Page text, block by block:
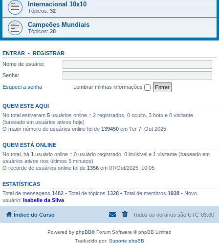
Internacional 10x10
Tópicos: 32
Campeões Mundiais
Tópicos: 28
ENTRAR • REGISTRAR
Nome de usuário:
Senha:
Esqueci a senha
Lembrar minhas informações
QUEM ESTE AQUI
No total estiveram 5 usuários online :: 2 registrados, 0 oculto, 3 bots e 0 visitante
(baseado em usuários ativos hoje)
O maior número de usuários online foi de 139450 em Ter 7. Out 2025
QUEM ESTÁ ONLINE
No total, há 1 usuário online :: 0 usuário registrado, 0 invisivel e 1 visitante (baseado em
usuários ativos nos últimos 5 minutos)
O recorde de usuários online foi de 1356 em 07/Out/2025, 10:05
ESTATÍSTICAS
Total de mensagens 1482 • Total de tópicos 1328 • Total de membros 1938 • Novo
usuário: Isabelle da Silva
Índice do Curso Todos os horários são UTC-03:00
Powered by phpBB® Forum Software © phpBB Limited
Traduzido por: Suporte phpBB